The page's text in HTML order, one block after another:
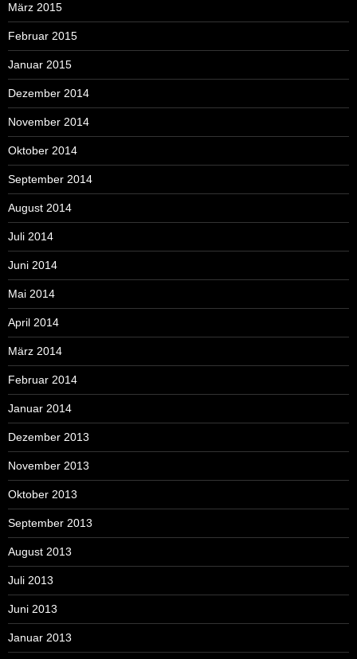
März 2015
Februar 2015
Januar 2015
Dezember 2014
November 2014
Oktober 2014
September 2014
August 2014
Juli 2014
Juni 2014
Mai 2014
April 2014
März 2014
Februar 2014
Januar 2014
Dezember 2013
November 2013
Oktober 2013
September 2013
August 2013
Juli 2013
Juni 2013
Januar 2013